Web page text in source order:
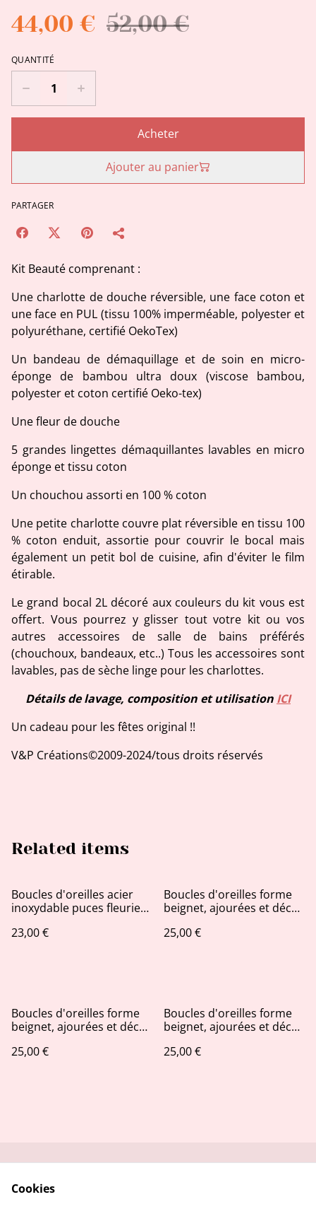
44,00 € 52,00 €
QUANTITÉ
Acheter
Ajouter au panier
PARTAGER
Kit Beauté comprenant :
Une charlotte de douche réversible, une face coton et
une face en PUL (tissu 100% imperméable, polyester et
polyuréthane, certifié OekoTex)
Un bandeau de démaquillage et de soin en micro-
éponge de bambou ultra doux (viscose bambou,
polyester et coton certifié Oeko-tex)
Une fleur de douche
5 grandes lingettes démaquillantes lavables en micro
éponge et tissu coton
Un chouchou assorti en 100 % coton
Une petite charlotte couvre plat réversible en tissu 100
% coton enduit, assortie pour couvrir le bocal mais
également un petit bol de cuisine, afin d'éviter le film
étirable.
Le grand bocal 2L décoré aux couleurs du kit vous est
offert. Vous pourrez y glisser tout votre kit ou vos
autres accessoires de salle de bains préférés
(chouchoux, bandeaux, etc..) Tous les accessoires sont
lavables, pas de sèche linge pour les charlottes.
Détails de lavage, composition et utilisation ICI
Un cadeau pour les fêtes original !!
V&P Créations©2009-2024/tous droits réservés
Related items
Boucles d'oreilles acier
inoxydable puces fleuries
23,00 €
Boucles d'oreilles forme
beignet, ajourées et décos
25,00 €
Boucles d'oreilles forme
beignet, ajourées et décos
25,00 €
Boucles d'oreilles forme
beignet, ajourées et décos
AB
25,00 €
Cookies